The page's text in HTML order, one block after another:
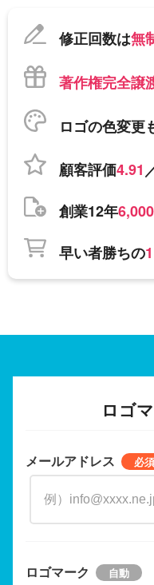
修正回数は無
著作権完全譲
ロゴの色変更
顧客評価4.91
創業12年
早い者勝ちの
ロゴ
メールアドレス
ロゴマーク